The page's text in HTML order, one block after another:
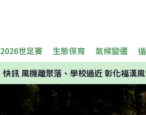
2026世足賽 生態保育 氣候變遷
快訊風機離聚落、學校過近 彰化福漢